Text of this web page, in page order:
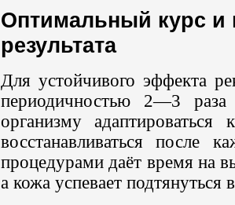
Оптимальный курс и
результата
Для устойчивого эффекта
периодичностью 2—3
организму
восстанавливаться после
процедурами даёт время на
а кожа успевает